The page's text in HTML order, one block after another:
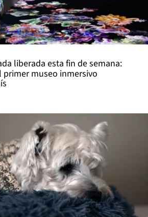
liberada esta fin de semana:
primer museo inmersivo